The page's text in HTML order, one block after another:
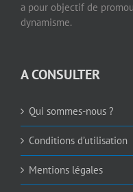
a pour objectif de
dynamisme.
A CONSULTER
Qui sommes-nous ?
Conditions d’utilisation
Mentions légales